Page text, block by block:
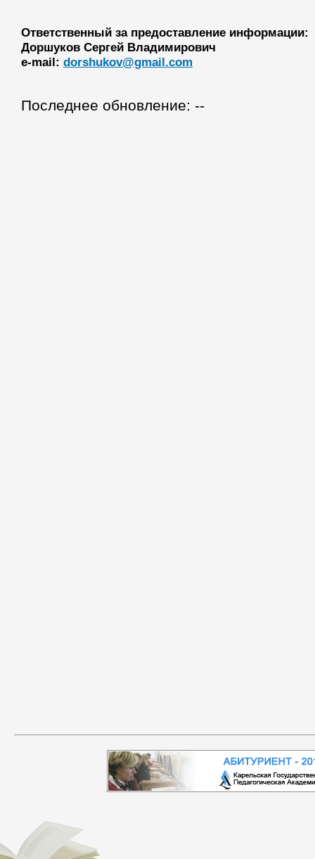
Ответственный за предоставление информации:
Доршуков Сергей Владимирович
e-mail: dorshukov@gmail.com
Последнее обновление: --